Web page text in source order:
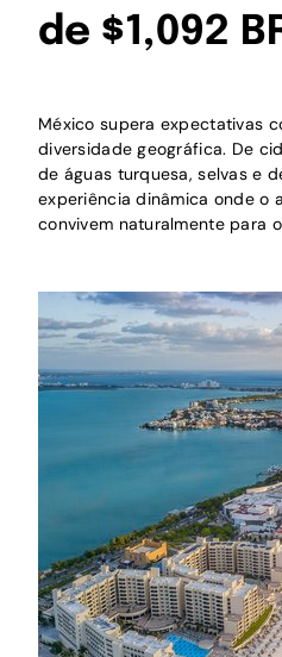
de $1,092
México supera expectativas
diversidade geográfica. De
de águas turquesa, selvas e
experiência dinâmica onde o
convivem naturalmente para